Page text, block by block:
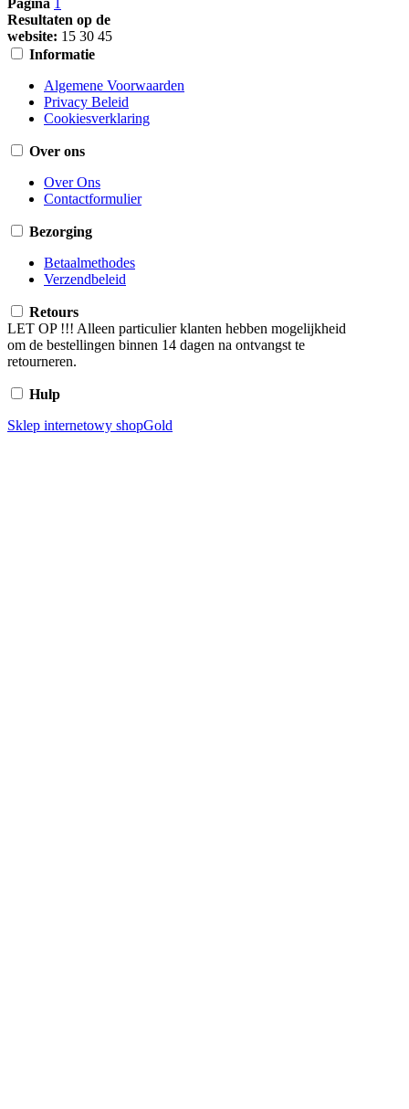
Pagina
Resultaten op de
website: 15 30 45
Informatie
Algemene Voorwaarden
Privacy Beleid
Cookiesverklaring
Over ons
Over Ons
Contactformulier
Bezorging
Betaalmethodes
Verzendbeleid
Retours
LET OP !!! Alleen particulier klanten hebben mogelijkheid
om de bestellingen binnen 14 dagen na ontvangst te
retourneren.
Hulp
Sklep internetowy shopGold